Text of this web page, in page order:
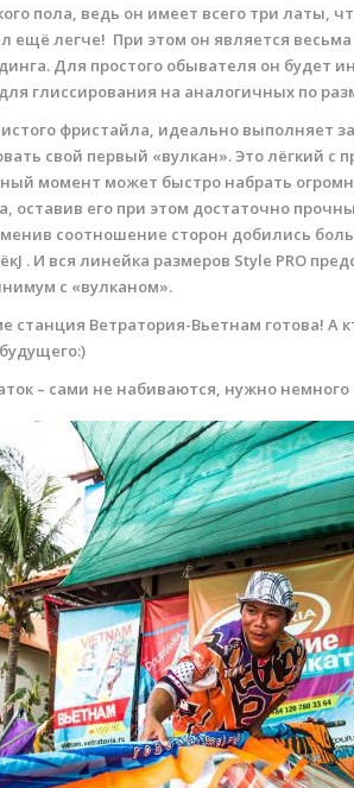
пола, ведь он имеет всего три латы,
ещё легче! При этом он является
Для простого обывателя он будет
глиссирования на аналогичных по
фристайла, идеально выполняет
свой первый «вулкан». Это лёгкий с
момент может быстро набрать
оставив его при этом достаточно
соотношение сторон добились
. И вся линейка размеров Style PRO
с «вулканом».
станция Ветратория-Вьетнам готова! А
– сами не набиваются, нужно